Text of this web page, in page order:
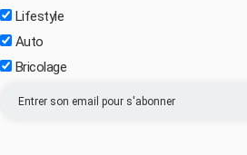
Lifestyle
Auto
Bricolage